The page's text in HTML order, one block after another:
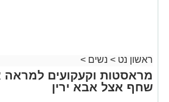
צילום יחצ
לכבוד טו באב ביקשנו מורוניקה
לחברת הרבלייף,לעשות סדר בכימיה
ראשון נט > נשים >
מראסטות וקעקועים למראה
שחף אצל אבא ירין